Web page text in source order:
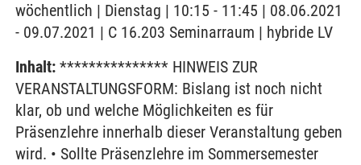
wöchentlich | Dienstag | 10:15 - 11:45 | 08.06.2021
- 09.07.2021 | C 16.203 Seminarraum | hybride LV
Inhalt: *************** HINWEIS ZUR
VERANSTALTUNGSFORM: Bislang ist noch nicht
klar, ob und welche Möglichkeiten es für
Präsenzlehre innerhalb dieser Veranstaltung geben
wird. • Sollte Präsenzlehre im Sommersemester